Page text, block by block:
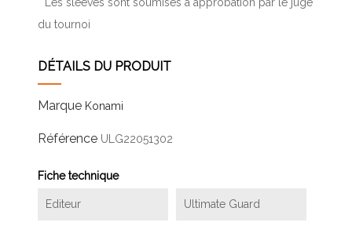
du tournoi
DÉTAILS DU PRODUIT
Marque Konami
Référence ULG22051302
Fiche technique
Editeur Ultimate Guard